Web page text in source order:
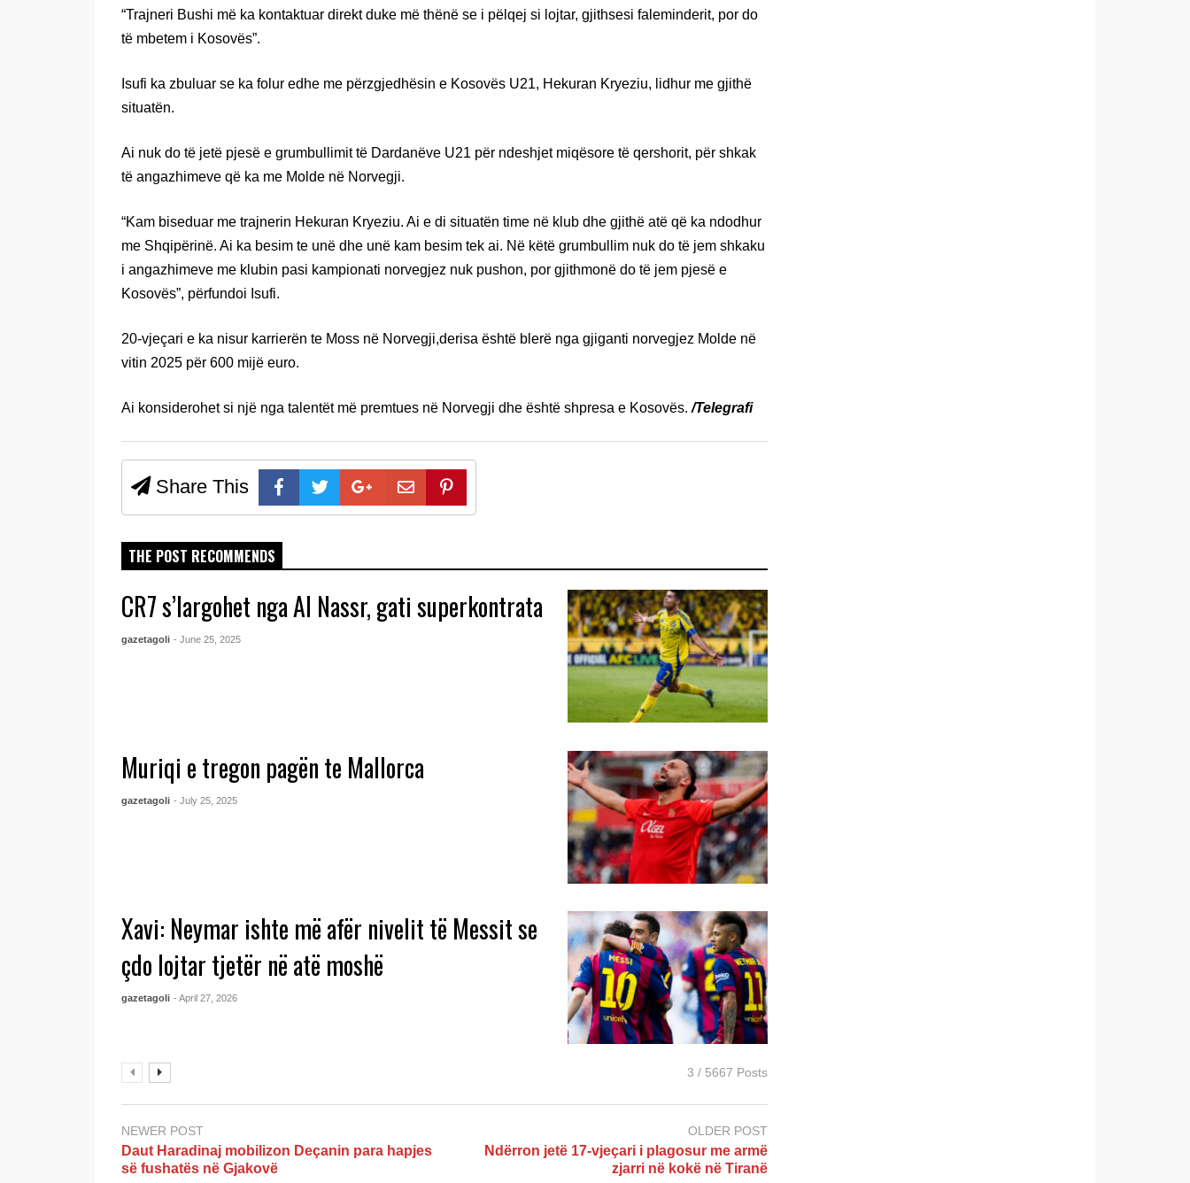
“Trajneri Bushi më ka kontaktuar direkt duke më thënë se i pëlqej si lojtar, gjithsesi faleminderit, por do
të mbetem i Kosovës”.
Isufi ka zbuluar se ka folur edhe me përzgjedhësin e Kosovës U21, Hekuran Kryeziu, lidhur me gjithë
situatën.
Ai nuk do të jetë pjesë e grumbullimit të Dardanëve U21 për ndeshjet miqësore të qershorit, për shkak
të angazhimeve që ka me Molde në Norvegji.
“Kam biseduar me trajnerin Hekuran Kryeziu. Ai e di situatën time në klub dhe gjithë atë që ka ndodhur
me Shqipërinë. Ai ka besim te unë dhe unë kam besim tek ai. Në këtë grumbullim nuk do të jem shkaku
i angazhimeve me klubin pasi kampionati norvegjez nuk pushon, por gjithmonë do të jem pjesë e
Kosovës”, përfundoi Isufi.
20-vjeçari e ka nisur karrierën te Moss në Norvegji,derisa është blerë nga gjiganti norvegjez Molde në
vitin 2025 për 600 mijë euro.
Ai konsiderohet si një nga talentët më premtues në Norvegji dhe është shpresa e Kosovës. /Telegrafi
Share This
THE POST RECOMMENDS
CR7 s’largohet nga Al Nassr, gati superkontrata
gazetagoli - June 25, 2025
Muriqi e tregon pagën te Mallorca
gazetagoli - July 25, 2025
Xavi: Neymar ishte më afër nivelit të Messit se
çdo lojtar tjetër në atë moshë
gazetagoli - April 27, 2026
3 / 5667 Posts
NEWER POST
Daut Haradinaj mobilizon Deçanin para hapjes
së fushatës në Gjakovë
OLDER POST
Ndërron jetë 17-vjeçari i plagosur me armë
zjarri në kokë në Tiranë